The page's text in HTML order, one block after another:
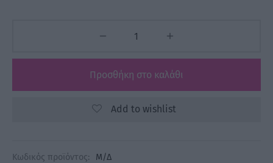
Προσθήκη στο καλάθι
Add to wishlist
Κωδικός προϊόντος:
Μ/Δ